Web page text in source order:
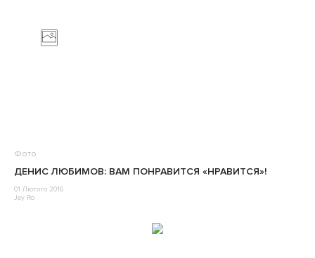
Фото
ДЕНИС ЛЮБИМОВ: ВАМ ПОНРАВИТСЯ «НРАВИТСЯ»!
01 Лютого 2016
Jey Ro